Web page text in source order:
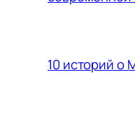
10 историй о